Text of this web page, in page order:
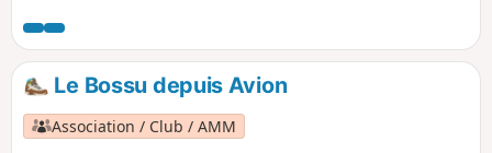
emmène jusqu'à Méricourt et le chemin
revient en traversant la cités des cheminots.
Le Bossu depuis Avion
Association / Club / AMM